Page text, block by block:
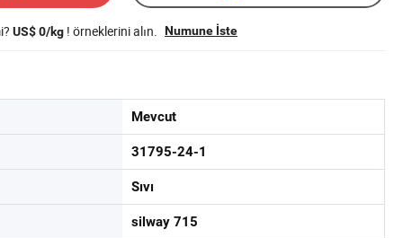
US$ 0/kg ! örneklerini alın. Numune İste
Mevcut
31795-24-1
Sıvı
silway 715